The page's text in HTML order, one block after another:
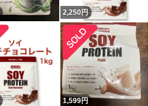
2,250 円
1,599円